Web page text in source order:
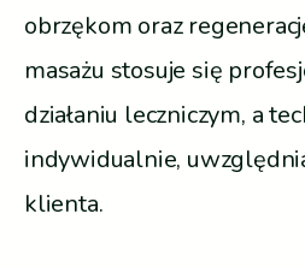
obrzękom oraz
masażu stosuje się
działaniu leczniczym, a
indywidualnie,
klienta.